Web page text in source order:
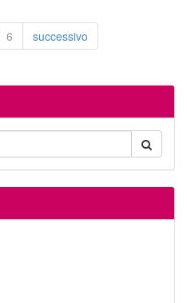
6 successivo